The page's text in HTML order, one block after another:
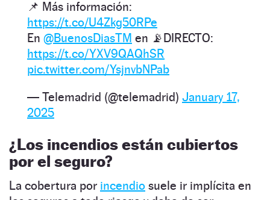
📌 Más información:
https://t.co/U4Zkg50RPe
En @BuenosDiasTM en 📡DIRECTO:
https://t.co/YXV9QAQhSR
pic.twitter.com/YsjnvbNPab
— Telemadrid (@telemadrid) January 17,
2025
¿Los incendios están cubiertos
por el seguro?
La cobertura por incendio suele ir implícita en